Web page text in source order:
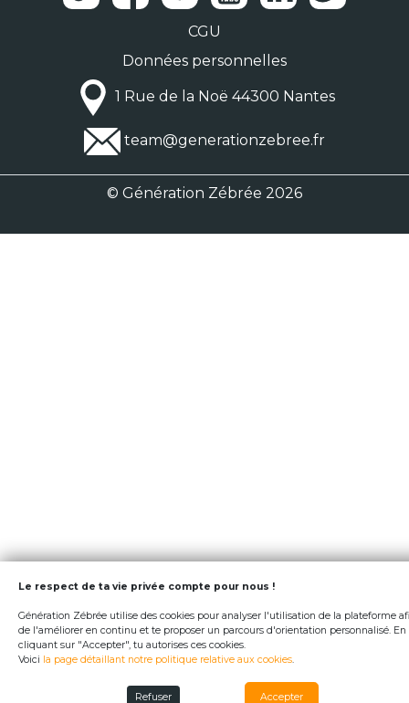
CGU
Données personnelles
1 Rue de la Noë 44300 Nantes
team@generationzebree.fr
© Génération Zébrée 2026
Le respect de ta vie privée compte pour nous !
Génération Zébrée utilise des cookies pour analyser l'utilisation de la plateforme
de l'améliorer en continu et te proposer un parcours d'orientation personnalisé. En
cliquant sur "Accepter", tu autorises ces cookies.
Voici la page détaillant notre politique relative aux cookies.
Refuser Accepter